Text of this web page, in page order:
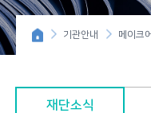
기관안내 메이크
재단소식